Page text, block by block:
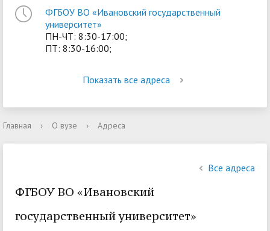
ФГБОУ ВО «Ивановский государственный
университет»
ПН-ЧТ: 8:30-17:00;
ПТ: 8:30-16:00;
Показать все адреса
Главная › О вузе › Адреса
Все адреса
ФГБОУ ВО «Ивановский
государственный университет»